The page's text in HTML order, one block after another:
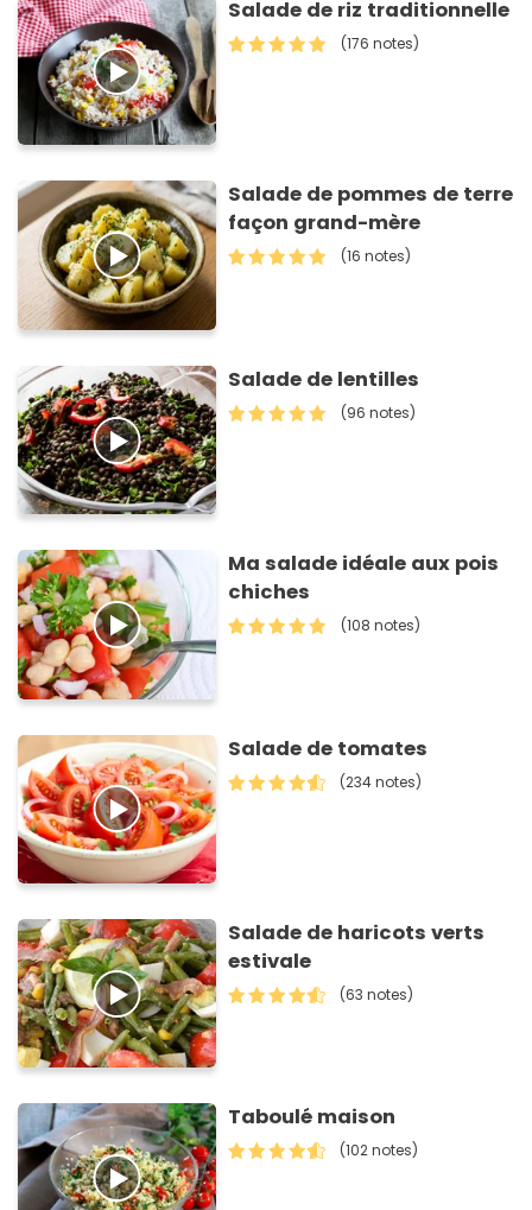
Salade de riz traditionnelle
(176 notes)
Salade de pommes de terre
façon grand-mère
(16 notes)
Salade de lentilles
(96 notes)
Ma salade idéale aux pois
chiches
(108 notes)
Salade de tomates
(234 notes)
Salade de haricots verts
estivale
(63 notes)
Taboulé maison
(102 notes)